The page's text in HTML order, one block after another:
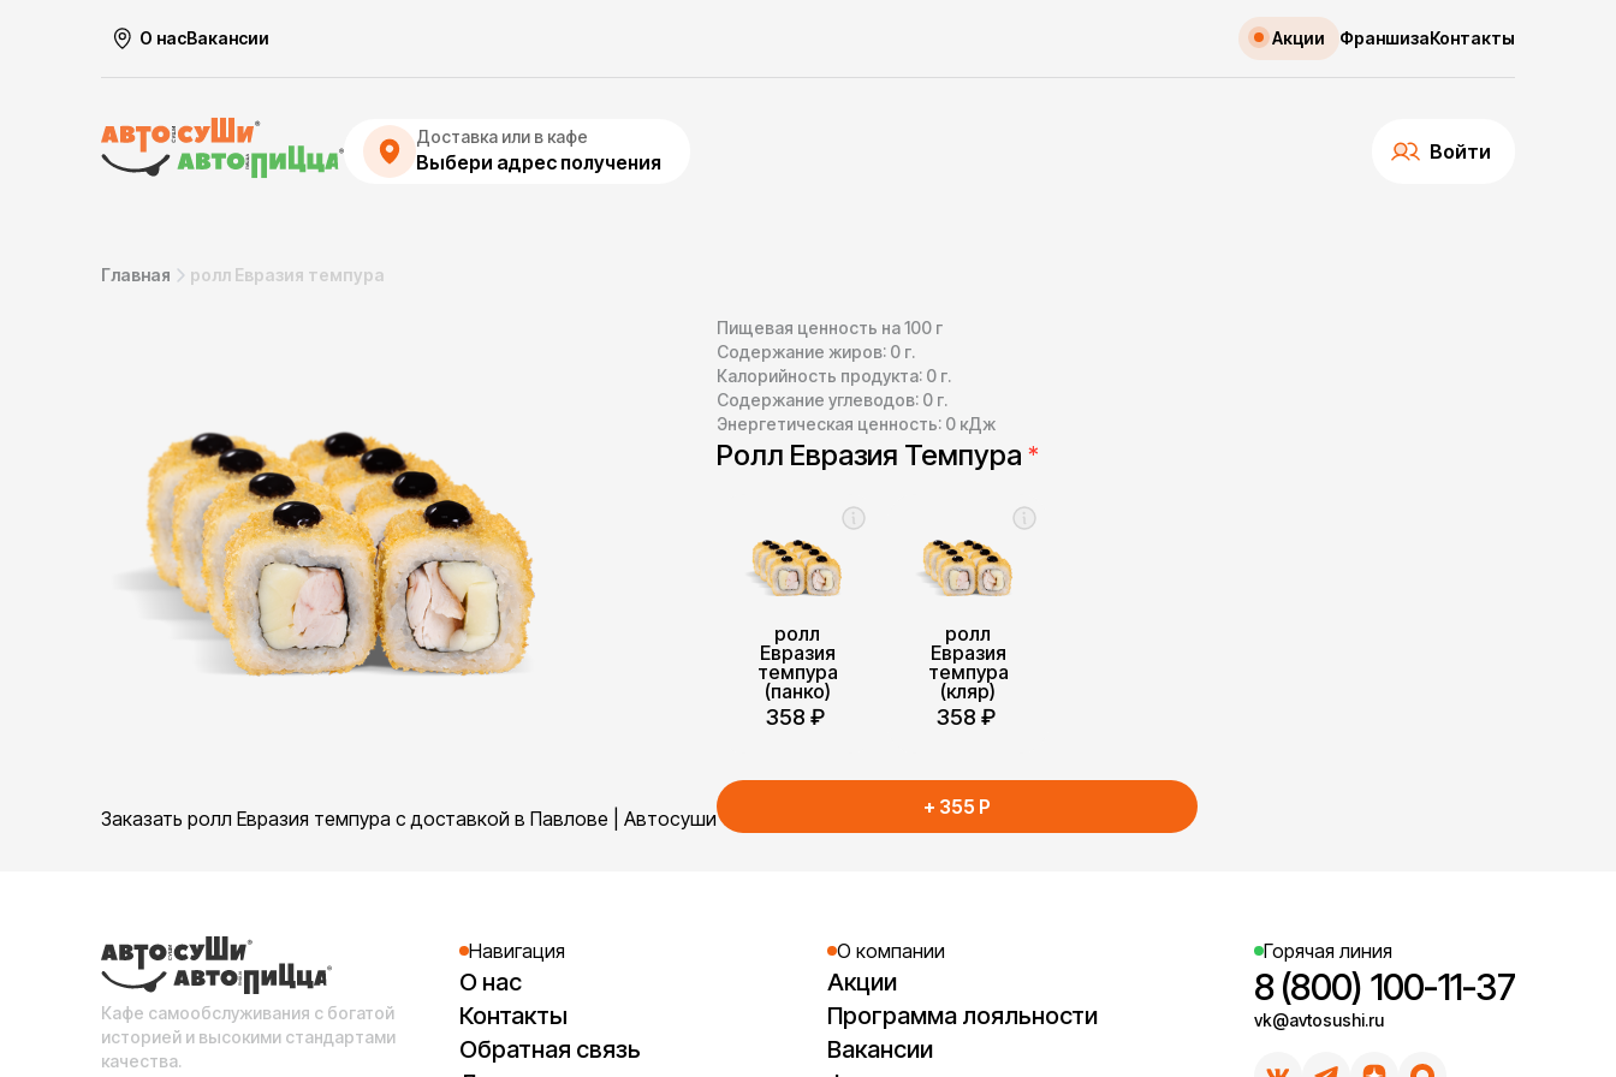
О насВакансии Акции ФраншизаКонтакты
Доставка или в кафе
Выбери адрес получения Войти
Главная ролл Евразия темпура
Заказать ролл Евразия темпура с доставкой в Павлове | Автосуши
Пищевая ценность на 100 г
Содержание жиров: 0 г.
Калорийность продукта: 0 г.
Содержание углеводов: 0 г.
Энергетическая ценность: 0 кДж
Ролл Евразия Темпура *
ролл
Евразия
темпура
(панко)
358 ₽
ролл
Евразия
темпура
(кляр)
358 ₽
+ 355 P
Кафе самообслуживания с богатой
историей и высокими стандартами
качества.
Навигация
О нас
Контакты
Обратная связь
О компании
Акции
Программа лояльности
Вакансии
Горячая линия
8 (800) 100-11-37
vk@avtosushi.ru